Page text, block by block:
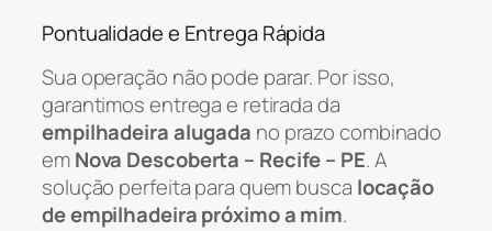
Pontualidade e Entrega Rápida
Sua operação não pode parar. Por isso,
garantimos entrega e retirada da
empilhadeira alugada no prazo combinado
emNova Descoberta – Recife – PE. A
solução perfeita para quem busca locação
de empilhadeira próximo a mim.